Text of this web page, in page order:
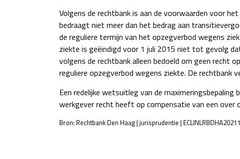
Volgens de rechtbank is aan de voorwaarden voor
bedraagt niet meer dan het bedrag aan
de reguliere termijn van het opzegverbod wegens
ziekte is geëindigd voor 1 juli 2015 niet tot gevolg
volgens de rechtbank alleen bedoeld om geen recht
reguliere opzegverbod wegens ziekte. De rechtbank
Een redelijke wetsuitleg van de
werkgever recht heeft op compensatie van een
Bron: Rechtbank Den Haag | jurisprudentie |